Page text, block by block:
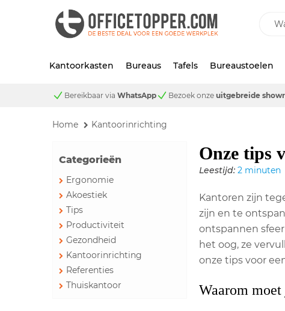
Kantoorkasten Bureaus Tafels Bureaustoelen
Bereikbaar via WhatsApp Bezoek onze uitgebreide
Home Kantoorinrichting
Categorieën
Ergonomie
Akoestiek
Tips
Productiviteit
Gezondheid
Kantoorinrichting
Referenties
Thuiskantoor
Onze tips
Leestijd:2 minuten
Kantoren zijn
zijn en te
ontspannen
het oog, ze
onze tips voor
Waarom